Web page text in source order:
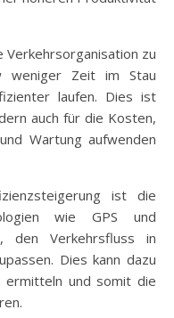
zu
weniger Zeit im Stau
laufen. Dies ist
auch für die Kosten,
Wartung aufwenden
ist die
wie GPS und
den Verkehrsfluss in
Dies kann dazu
und somit die